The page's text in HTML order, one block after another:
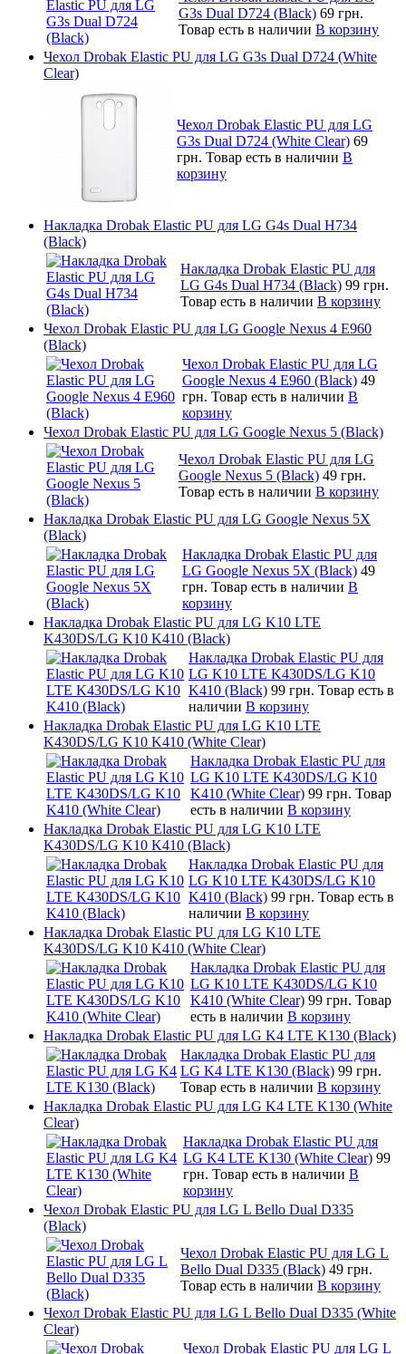
G3s Dual D724 (Black) 69 грн.
Товар есть в наличии В корзину
Чехол Drobak Elastic PU для LG G3s Dual D724 (White
Clear)
Чехол Drobak Elastic PU для LG
G3s Dual D724 (White Clear) 69
грн. Товар есть в наличии В
корзину
Накладка Drobak Elastic PU для LG G4s Dual H734
(Black)
Накладка Drobak Elastic PU для
LG G4s Dual H734 (Black) 99 грн.
Товар есть в наличии В корзину
Чехол Drobak Elastic PU для LG Google Nexus 4 E960
(Black)
Чехол Drobak Elastic PU для LG
Google Nexus 4 E960 (Black) 49
грн. Товар есть в наличии В
корзину
Чехол Drobak Elastic PU для LG Google Nexus 5 (Black)
Чехол Drobak Elastic PU для LG
Google Nexus 5 (Black) 49 грн.
Товар есть в наличии В корзину
Накладка Drobak Elastic PU для LG Google Nexus 5X
(Black)
Накладка Drobak Elastic PU для
LG Google Nexus 5X (Black) 49
грн. Товар есть в наличии В
корзину
Накладка Drobak Elastic PU для LG K10 LTE
K430DS/LG K10 K410 (Black)
Накладка Drobak Elastic PU для
LG K10 LTE K430DS/LG K10
K410 (Black) 99 грн. Товар есть в
наличии В корзину
Накладка Drobak Elastic PU для LG K10 LTE
K430DS/LG K10 K410 (White Clear)
Накладка Drobak Elastic PU для
LG K10 LTE K430DS/LG K10
K410 (White Clear) 99 грн. Товар
есть в наличии В корзину
Накладка Drobak Elastic PU для LG K10 LTE
K430DS/LG K10 K410 (Black)
Накладка Drobak Elastic PU для
LG K10 LTE K430DS/LG K10
K410 (Black) 99 грн. Товар есть в
наличии В корзину
Накладка Drobak Elastic PU для LG K10 LTE
K430DS/LG K10 K410 (White Clear)
Накладка Drobak Elastic PU для
LG K10 LTE K430DS/LG K10
K410 (White Clear) 99 грн. Товар
есть в наличии В корзину
Накладка Drobak Elastic PU для LG K4 LTE K130 (Black)
Накладка Drobak Elastic PU для
LG K4 LTE K130 (Black) 99 грн.
Товар есть в наличии В корзину
Накладка Drobak Elastic PU для LG K4 LTE K130 (White
Clear)
Накладка Drobak Elastic PU для
LG K4 LTE K130 (White Clear) 99
грн. Товар есть в наличии В
корзину
Чехол Drobak Elastic PU для LG L Bello Dual D335
(Black)
Чехол Drobak Elastic PU для LG L
Bello Dual D335 (Black) 49 грн.
Товар есть в наличии В корзину
Чехол Drobak Elastic PU для LG L Bello Dual D335 (White
Clear)
Чехол Drobak Elastic PU для LG L